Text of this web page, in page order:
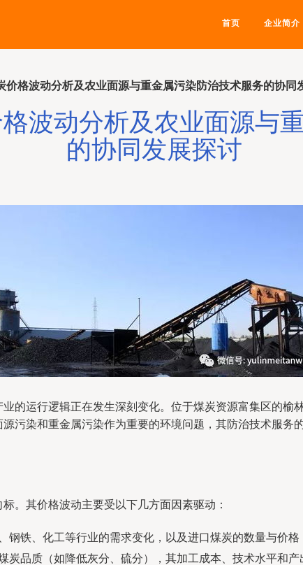
首页 企业简介
价格波动分析及农业面源与重金属污染防治技术服务的协同
波动分析及农业面源与
的协同发展探讨
的运行逻辑正在发生深刻变化。位于煤炭资源富集区的榆
污染和重金属污染作为重要的环境问题，其防治技术服务
。其价格波动主要受以下几方面因素驱动：
铁、化工等行业的需求变化，以及进口煤炭的数量与价格
炭品质（如降低灰分、硫分），其加工成本、技术水平和